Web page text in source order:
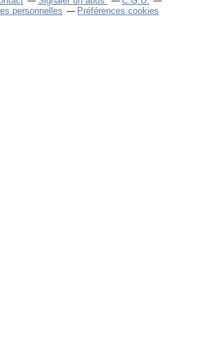
personnelles
Préférences cookies